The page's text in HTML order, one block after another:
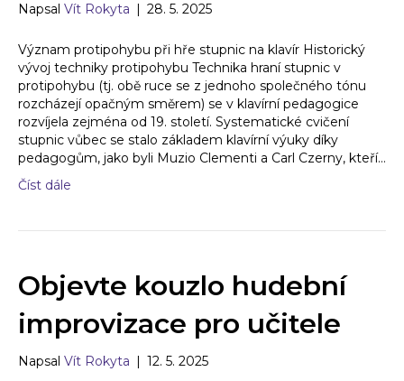
Napsal Vít Rokyta | 28. 5. 2025
Význam protipohybu při hře stupnic na klavír Historický
vývoj techniky protipohybu Technika hraní stupnic v
protipohybu (tj. obě ruce se z jednoho společného tónu
rozcházejí opačným směrem) se v klavírní pedagogice
rozvíjela zejména od 19. století. Systematické cvičení
stupnic vůbec se stalo základem klavírní výuky díky
pedagogům, jako byli Muzio Clementi a Carl Czerny, kteří…
Číst dále
Objevte kouzlo hudební
improvizace pro učitele
Napsal Vít Rokyta | 12. 5. 2025